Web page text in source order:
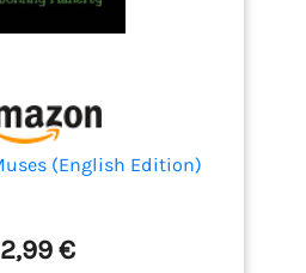
(English Edition)
2,99 €